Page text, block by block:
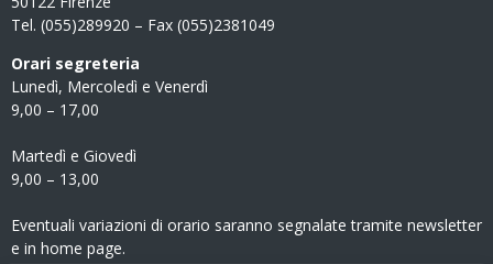
Tel. (055)289920 – Fax (055)2381049
Orari segreteria
Lunedì, Mercoledì e Venerdì
9,00 – 17,00
Martedì e Giovedì
9,00 – 13,00
Eventuali variazioni di orario saranno segnalate tramite newsletter
e in home page.